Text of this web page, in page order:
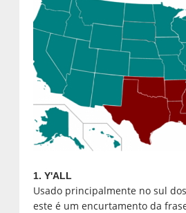
1. Y'ALL
Usado principalmente no sul
este é um encurtamento da